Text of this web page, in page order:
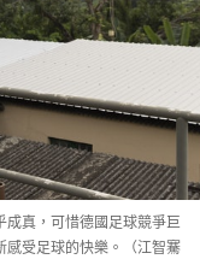
成真，可惜德國足球競爭巨
感受足球的快樂。（江智騫